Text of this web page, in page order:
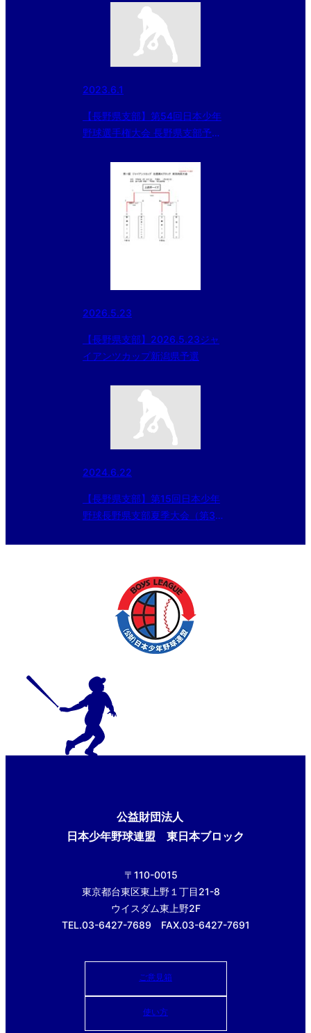
2023.6.1
【長野県支部】第54回日本少年
野球選手権大会 長野県支部予選
2026.5.23
【長野県支部】2026.5.23ジャ
イアンツカップ新潟県予選
2024.6.22
【長野県支部】第15回日本少年
野球長野県支部夏季大会（第3回
野球 東北選抜大会 及び 同 北海
戦6/22結果と準決・決勝の変更
公益財団法人
日本少年野球連盟 東日本ブロック
〒110-0015
東京都台東区東上野１丁目21-8
ウイスダム東上野2F
TEL.03-6427-7689 FAX.03-6427-7691
ご意見箱
使い方